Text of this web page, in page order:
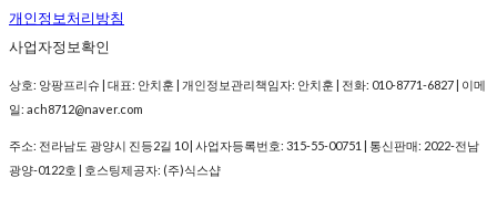
개인정보처리방침
사업자정보확인
상호: 앙팡프리슈 | 대표: 안치훈 | 개인정보관리책임자: 안치훈 | 전화: 010-8771-6827 | 이메
일: ach8712@naver.com
주소: 전라남도 광양시 진등2길 10 | 사업자등록번호: 315-55-00751 | 통신판매: 2022-전남
광양-0122호 | 호스팅제공자: (주)식스샵